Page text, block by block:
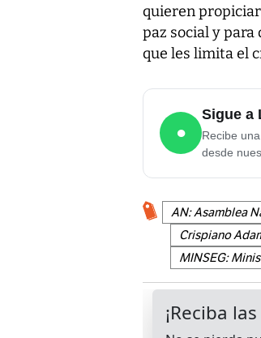
quieren
paz social y
que les limita el
●
Sigue a
Recibe
desde
AN: Asamblea
Crispiano
MINSEG: